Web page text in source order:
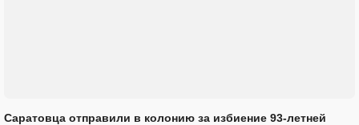
Саратовца отправили в колонию за избиение 93-летней